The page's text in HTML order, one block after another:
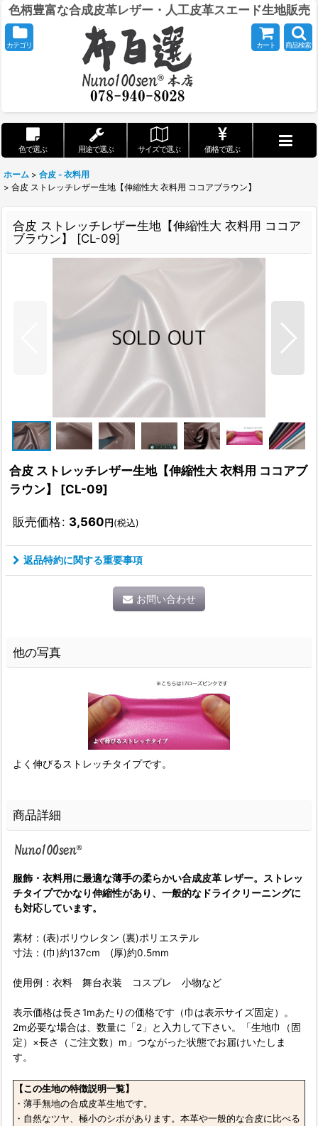
色柄豊富な合成皮革レザー・人工皮革スエード生地販売
カテゴリ カート 商品検索
色で選ぶ 用途で選ぶ サイズで選ぶ 価格で選ぶ
ホーム > 合皮 - 衣料用
> 合皮 ストレッチレザー生地【伸縮性大 衣料用 ココアブラウン】
合皮 ストレッチレザー生地【伸縮性大 衣料用 ココア
ブラウン】
[CL-09]
合皮 ストレッチレザー生地【伸縮性大 衣料用 ココアブ
ラウン】
[CL-09]
販売価格: 3,560円(税込)
返品特約に関する重要事項
お問い合わせ
他の写真
よく伸びるストレッチタイプです。
商品詳細
服飾・衣料用に最適な薄手の柔らかい合成皮革 レザー。ストレッ
チタイプでかなり伸縮性があり、一般的なドライクリーニングに
も対応しています。
素材：(表)ポリウレタン (裏)ポリエステル
寸法：(巾)約137cm (厚)約0.5mm
使用例：衣料 舞台衣装 コスプレ 小物など
表示価格は長さ1mあたりの価格です（巾は表示サイズ固定）。
2m必要な場合は、数量に「2」と入力して下さい。「生地巾（固
定）×長さ（ご注文数）m」つながった状態でお届けいたしま
す。
【この生地の特徴説明一覧】
・薄手無地の合成皮革生地です。
・自然なツヤ、極小のシボがあります。本革や一般的な合皮に比べる